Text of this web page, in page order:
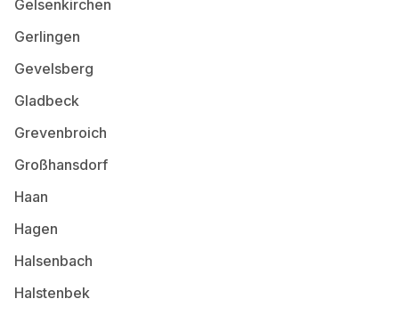
Gelsenkirchen
Gerlingen
Gevelsberg
Gladbeck
Grevenbroich
Großhansdorf
Haan
Hagen
Halsenbach
Halstenbek